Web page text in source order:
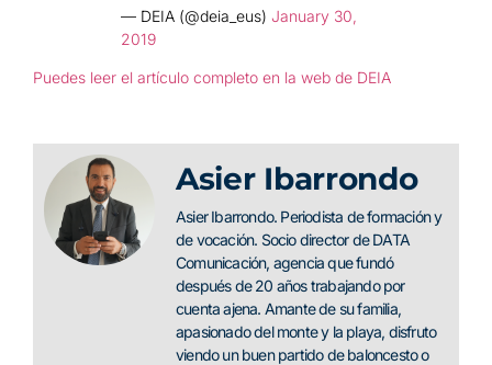
— DEIA (@deia_eus) January 30,
2019
Puedes leer el artículo completo en la web de DEIA
Asier Ibarrondo
Asier Ibarrondo. Periodista de formación y
de vocación. Socio director de DATA
Comunicación, agencia que fundó
después de 20 años trabajando por
cuenta ajena. Amante de su familia,
apasionado del monte y la playa, disfruto
viendo un buen partido de baloncesto o